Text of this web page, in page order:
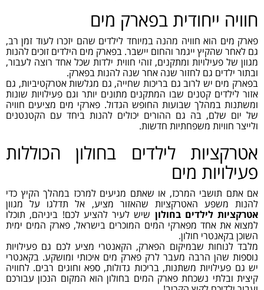
חוויה ייחודית בפארק מים
פארק מים הוא חוויה מהנה במיוחד לילדים שהם יזכרו לעוד זמן רב,
גם לאחר שהקיץ ייגמר והחום יישבר. בפארק מים הילדים זוכים להנות
מגוון של פעילויות ומתקנים, זוהי חווית ילדות שכל אחד רוצה לעבור,
ובתור ילדים גם לחזור שנה אחר שנה להנות בפארק.
בפארק מים יש לרוב גם בריכות שחייה, גם מגלשות אטרקטיביות, גם
אזור לילדים קטנים שבו המתקנים מתונים יותר וגם פעילויות שונות
ומשתנות במהלך שבועות החופש הגדול. פארקי מים מציעים חוויה
של יום שלם, בה גם ההורים יכולים להנות ביחד עם הקטנטנים
ולייצר חוויות משפחתיות חדשות.
אטרקציות לילדים בחולון הכוללות
פעילויות מים
אם אתם תושבי המרכז, או שאתם מגיעים למרכז במהלך הקיץ כדי
להנות משפע האטרקציות שהאזור מציע, אל תדלגו על מגוון
אטרקציות לילדים בחולון שיש לעיר להציע לכם! ביניהם, תוכלו
למצוא את אחד מפארקי המים המוכרים בישראל, פארק המים ימית
השוכן בקאנטרי חולון.
מלבד לנוחות שבמיקום הפארק, הקאנטרי מציע לכם גם פעילויות
נוספות שהן הרבה מעבר לרק פארק מים איכותי ומושקע. בקאנטרי
יש גם פעילויות משתנות, בריכות גדולות, ספא וחוגים רבים. לחוויה
קיצית ובלתי נשכחת פארק המים בחולון הוא המקום הנכון עבורכם